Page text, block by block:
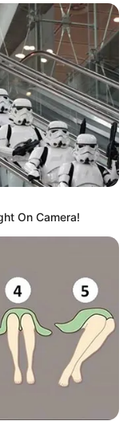
χιόνι δεξιά και
Φωτιάς
, με μηχανήματα
για να
Στρόπωνες
On Camera!